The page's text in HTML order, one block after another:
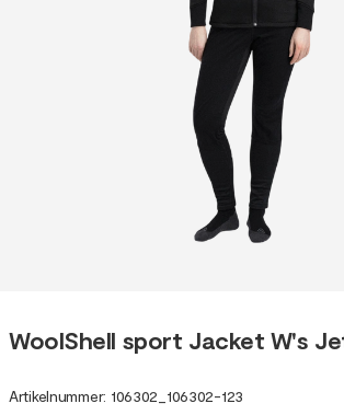
WoolShell sport Jacket W's
Artikelnummer: 106302 106302-123